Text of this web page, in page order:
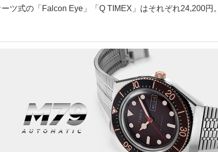
ツ式の「Falcon Eye」「Q TIMEX」はそれぞれ24,200円。